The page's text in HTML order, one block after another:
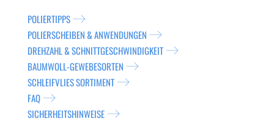
POLIERTIPPS
POLIERSCHEIBEN & ANWENDUNGEN
DREHZAHL & SCHNITTGESCHWINDIGKEIT
BAUMWOLL-GEWEBESORTEN
SCHLEIFVLIES SORTIMENT
FAQ
SICHERHEITSHINWEISE